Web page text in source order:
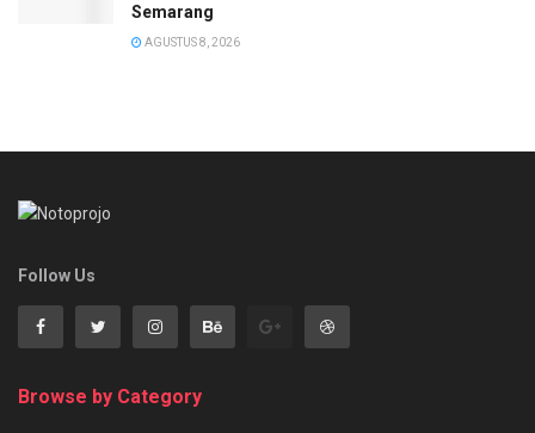
Semarang
AGUSTUS 8, 2026
Follow Us
Browse by Category